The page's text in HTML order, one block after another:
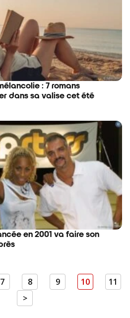
: 7 romans
dans sa valise cet été
en 2001 va faire son
7 8 9 10
11
>